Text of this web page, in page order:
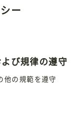
ー
び規律の遵守
他の規範を遵守